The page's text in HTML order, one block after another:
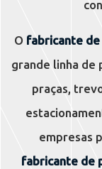
O fabricante de
grande linha de
praças,
empresas
fabricante de